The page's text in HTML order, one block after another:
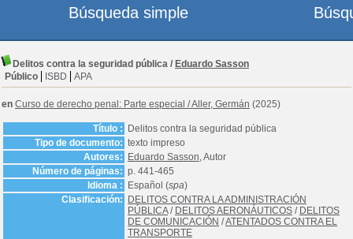
Delitos contra la seguridad pública / Eduardo Sasson
Público
ISBD APA
en Curso de derecho penal: Parte especial /Aller, Germán (2025)
Título :
Delitos contra la seguridad pública
Tipo de documento: texto impreso
Autores:
Eduardo Sasson, Autor
Número de páginas: p. 441-465
Idioma :
Español (spa)
Clasificación:
DELITOS CONTRA LA ADMINISTRACIÓN
PÚBLICA/ DELITOS AERONÁUTICOS / DELITOS
DE COMUNICACIÓN /ATENTADOS CONTRA EL
TRANSPORTE
Búsqueda simple